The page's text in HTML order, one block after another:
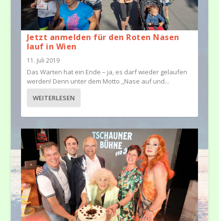
Jetzt anmelden für den Roten Nasen
lauf in Wien
11. Juli 2019
Das Warten hat ein Ende – ja, es darf wieder gelaufen
werden! Denn unter dem Motto ,,Nase auf und...
WEITERLESEN